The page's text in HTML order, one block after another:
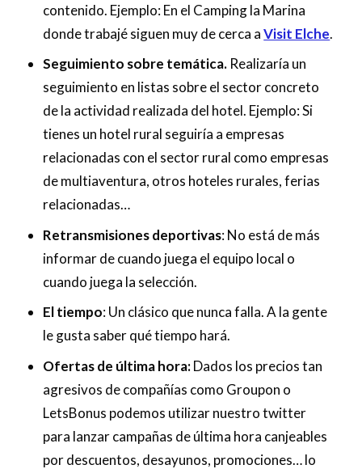
contenido. Ejemplo: En el Camping la Marina
donde trabajé siguen muy de cerca aVisit Elche.
Seguimiento sobre temática. Realizaría un
seguimiento en listas sobre el sector concreto
de la actividad realizada del hotel. Ejemplo: Si
tienes un hotel rural seguiría a empresas
relacionadas con el sector rural como empresas
de multiaventura, otros hoteles rurales, ferias
relacionadas…
Retransmisiones deportivas: No está de más
informar de cuando juega el equipo local o
cuando juega la selección.
El tiempo: Un clásico que nunca falla. A la gente
le gusta saber qué tiempo hará.
Ofertas de última hora:Dados los precios tan
agresivos de compañías como Groupon o
LetsBonus podemos utilizar nuestro twitter
para lanzar campañas de última hora canjeables
por descuentos, desayunos, promociones… lo